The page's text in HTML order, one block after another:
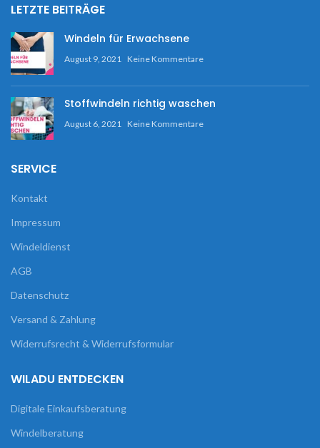
LETZTE BEITRÄGE
Windeln für Erwachsene
August 9, 2021 Keine Kommentare
Stoffwindeln richtig waschen
August 6, 2021 Keine Kommentare
SERVICE
Kontakt
Impressum
Windeldienst
AGB
Datenschutz
Versand & Zahlung
Widerrufsrecht & Widerrufsformular
WILADU ENTDECKEN
Digitale Einkaufsberatung
Windelberatung